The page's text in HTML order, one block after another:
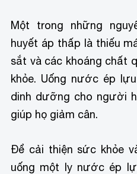
Một trong những
huyết áp thấp là thiếu
sắt và các khoáng chất
khỏe. Uống nước ép
dinh dưỡng cho người
giúp họ giảm cân.
Để cải thiện sức khỏe
uống một ly nước ép